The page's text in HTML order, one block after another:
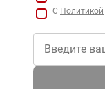
С Политикой